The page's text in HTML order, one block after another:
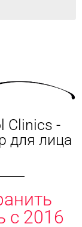
Clinics -
для лица
с 2016